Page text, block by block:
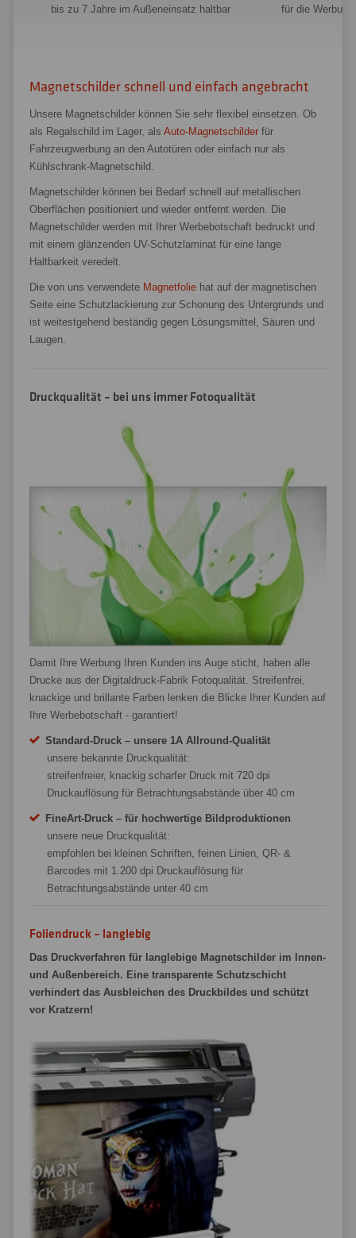
bis zu 7 Jahre im Außeneinsatz haltbar für die
Magnetschilder schnell und einfach angebracht
Unsere Magnetschilder können Sie sehr flexibel einsetzen. Ob
als Regalschild im Lager, als Auto-Magnetschilder für
Fahrzeugwerbung an den Autotüren oder einfach nur als
Kühlschrank-Magnetschild.
Magnetschilder können bei Bedarf schnell auf metallischen
Oberflächen positioniert und wieder entfernt werden. Die
Magnetschilder werden mit Ihrer Werbebotschaft bedruckt und
mit einem glänzenden UV-Schutzlaminat für eine lange
Haltbarkeit veredelt.
Die von uns verwendete Magnetfolie hat auf der magnetischen
Seite eine Schutzlackierung zur Schonung des Untergrunds und
ist weitestgehend beständig gegen Lösungsmittel, Säuren und
Laugen.
Druckqualität – bei uns immer Fotoqualität
Damit Ihre Werbung Ihren Kunden ins Auge sticht, haben alle
Drucke aus der Digitaldruck-Fabrik Fotoqualität. Streifenfrei,
knackige und brillante Farben lenken die Blicke Ihrer Kunden auf
Ihre Werbebotschaft - garantiert!
Standard-Druck – unsere 1A Allround-Qualität
unsere bekannte Druckqualität:
streifenfreier, knackig scharfer Druck mit 720 dpi
Druckauflösung für Betrachtungsabstände über 40 cm
FineArt-Druck – für hochwertige Bildproduktionen
unsere neue Druckqualität:
empfohlen bei kleinen Schriften, feinen Linien, QR- &
Barcodes mit 1.200 dpi Druckauflösung für
Betrachtungsabstände unter 40 cm
Foliendruck – langlebig
Das Druckverfahren für langlebige Magnetschilder im Innen-
und Außenbereich. Eine transparente Schutzschicht
verhindert das Ausbleichen des Druckbildes und schützt
vor Kratzern!